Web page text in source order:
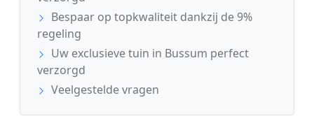
Bespaar op topkwaliteit dankzij de 9%
regeling
Uw exclusieve tuin in Bussum perfect
verzorgd
Veelgestelde vragen